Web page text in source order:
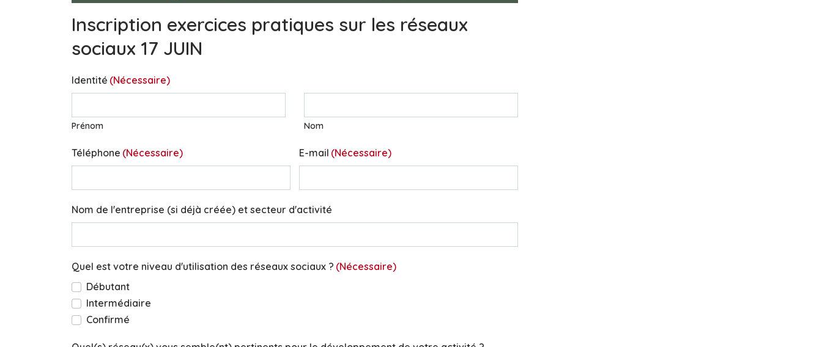
Inscription exercices pratiques sur les réseaux
sociaux 17 JUIN
Identité (Nécessaire)
Prénom Nom
Téléphone (Nécessaire) E-mail (Nécessaire)
Nom de l'entreprise (si déjà créée) et secteur d'activité
Quel est votre niveau d'utilisation des réseaux sociaux ? (Nécessaire)
Débutant
Intermédiaire
Confirmé